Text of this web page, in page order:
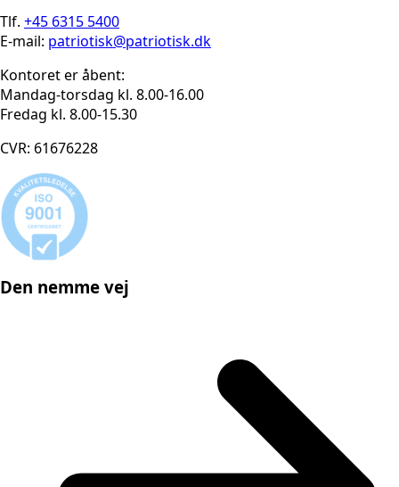
Tlf. +45 6315 5400
E-mail: patriotisk@patriotisk.dk
Kontoret er åbent:
Mandag-torsdag kl. 8.00-16.00
Fredag kl. 8.00-15.30
CVR: 61676228
Den nemme vej